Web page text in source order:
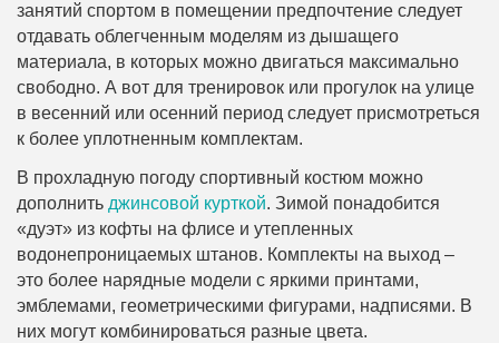
занятий спортом в помещении предпочтение следует
отдавать облегченным моделям из дышащего
материала, в которых можно двигаться максимально
свободно. А вот для тренировок или прогулок на улице
в весенний или осенний период следует присмотреться
к более уплотненным комплектам.
В прохладную погоду спортивный костюм можно
дополнить джинсовой курткой. Зимой понадобится
«дуэт» из кофты на флисе и утепленных
водонепроницаемых штанов. Комплекты на выход –
это более нарядные модели с яркими принтами,
эмблемами, геометрическими фигурами, надписями. В
них могут комбинироваться разные цвета.